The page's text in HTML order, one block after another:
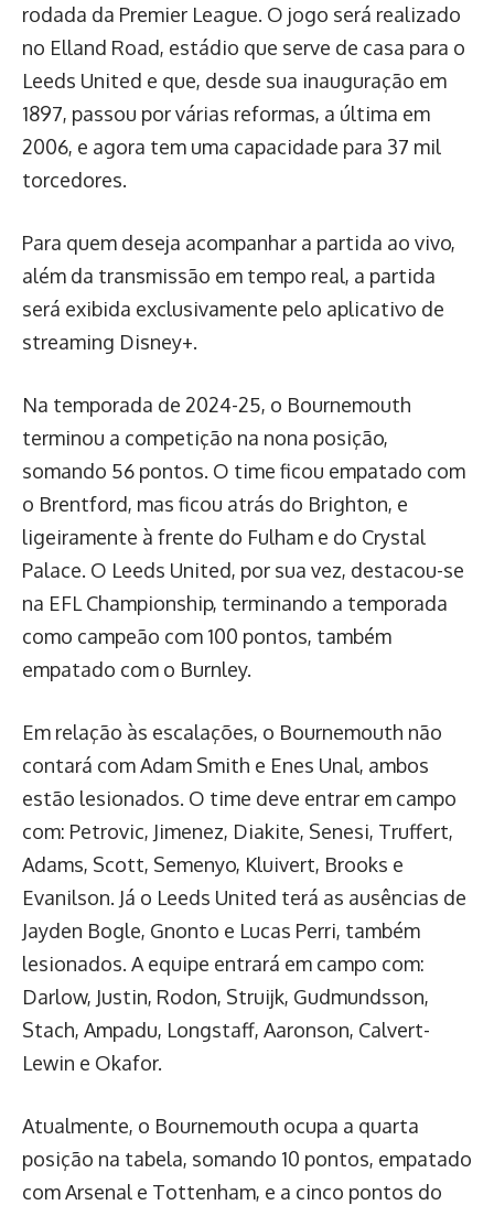
rodada da Premier League. O jogo será realizado
no Elland Road, estádio que serve de casa para o
Leeds United e que, desde sua inauguração em
1897, passou por várias reformas, a última em
2006, e agora tem uma capacidade para 37 mil
torcedores.
Para quem deseja acompanhar a partida ao vivo,
além da transmissão em tempo real, a partida
será exibida exclusivamente pelo aplicativo de
streaming Disney+.
Na temporada de 2024-25, o Bournemouth
terminou a competição na nona posição,
somando 56 pontos. O time ficou empatado com
o Brentford, mas ficou atrás do Brighton, e
ligeiramente à frente do Fulham e do Crystal
Palace. O Leeds United, por sua vez, destacou-se
na EFL Championship, terminando a temporada
como campeão com 100 pontos, também
empatado com o Burnley.
Em relação às escalações, o Bournemouth não
contará com Adam Smith e Enes Unal, ambos
estão lesionados. O time deve entrar em campo
com: Petrovic, Jimenez, Diakite, Senesi, Truffert,
Adams, Scott, Semenyo, Kluivert, Brooks e
Evanilson. Já o Leeds United terá as ausências de
Jayden Bogle, Gnonto e Lucas Perri, também
lesionados. A equipe entrará em campo com:
Darlow, Justin, Rodon, Struijk, Gudmundsson,
Stach, Ampadu, Longstaff, Aaronson, Calvert-
Lewin e Okafor.
Atualmente, o Bournemouth ocupa a quarta
posição na tabela, somando 10 pontos, empatado
com Arsenal e Tottenham, e a cinco pontos do